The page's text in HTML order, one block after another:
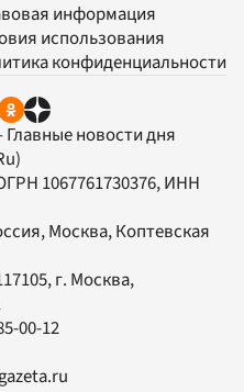
информация
использования
конфиденциальности
Главные новости дня
1067761730376, ИНН
Москва, Коптевская
, г. Москва,
00-12